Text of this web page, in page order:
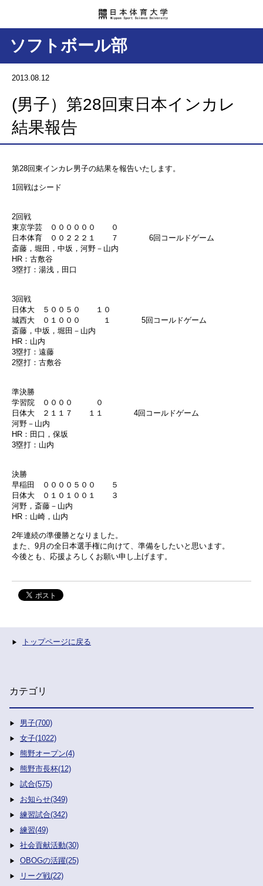
ソフトボール部
2013.08.12
(男子）第28回東日本インカレ
結果報告
第28回東インカレ男子の結果を報告いたします。
1回戦はシード
2回戦
東京学芸 ００００００ ０
日本体育 ００２２２１ ７ 6回コールドゲーム
斎藤，堀田，中坂，河野－山内
HR：古敷谷
3塁打：湯浅，田口
3回戦
日体大 ５００５０ １０
城西大 ０１０００ １ 5回コールドゲーム
斎藤，中坂，堀田－山内
HR：山内
3塁打：遠藤
2塁打：古敷谷
準決勝
学習院 ００００ ０
日体大 ２１１７ １１ 4回コールドゲーム
河野－山内
HR：田口，保坂
3塁打：山内
決勝
早稲田 ００００５００ ５
日体大 ０１０１００１ ３
河野，斎藤－山内
HR：山崎，山内
2年連続の準優勝となりました。
また、9月の全日本選手権に向けて、準備をしたいと思います。
今後とも、応援よろしくお願い申し上げます。
トップページに戻る
カテゴリ
男子(700)
女子(1022)
熊野オープン(4)
熊野市長杯(12)
試合(575)
お知らせ(349)
練習試合(342)
練習(49)
社会貢献活動(30)
OBOGの活躍(25)
リーグ戦(22)